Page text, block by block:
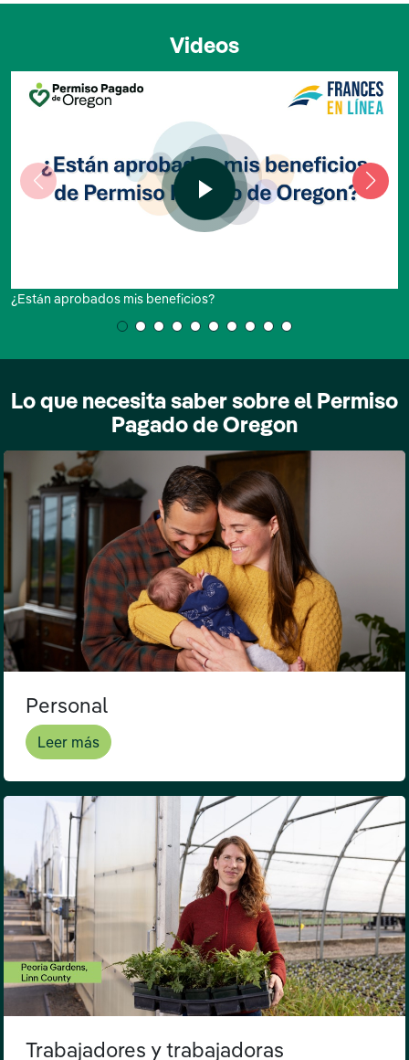
Videos
¿Están aprobados mis beneficios?
Lo que necesita saber sobre el Permiso
Pagado de Oregon
Personal
Leer más
Trabajadores y trabajadoras